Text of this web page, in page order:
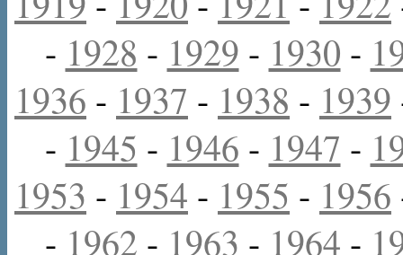
- 1928 - 1929 - 1930 -
1936 - 1937 - 1938 - 1939
- 1945 - 1946 - 1947 -
1953 - 1954 - 1955 - 1956
- 1962 - 1963 - 1964 -